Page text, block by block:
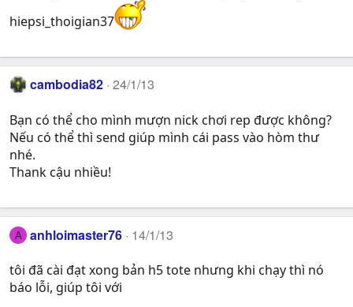
hiepsi_thoigian37
cambodia82 24/1/13
Bạn có thể cho mình mượn nick chơi rep được không?
Nếu có thể thì send giúp mình cái pass vào hòm thư
nhé.
Thank cậu nhiều!
A anhloimaster76 14/1/13
tôi đã cài đạt xong bản h5 tote nhưng khi chạy thì nó
báo lỗi, giúp tôi với